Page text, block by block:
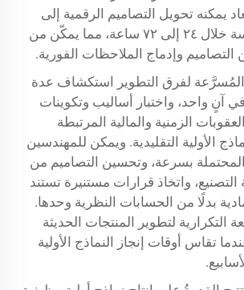
يمكنه تحويل التصاميم الرقمية إلى
نماذج أولية ملموسة خلال ٢٤ إلى ٧٢ ساعة، مما يمكّن من
التصاميم وإدماج الملاحظات الفورية.
المُسرَّعة لفرق التطوير استكشاف عدة
آنٍ واحد، واختبار أساليب وتكوينات
الزمنية والمالية المرتبطة
الأولية التقليدية. ويمكن للمهندسين
بسرعة، وتحسين التصاميم من
التصنيع، واتخاذ قرارات مستنيرة تستند
بدلًا من الحسابات النظرية وحدها.
التكرارية لتطوير المنتجات الحديثة
تقاس أوقات إنجاز النماذج الأولية